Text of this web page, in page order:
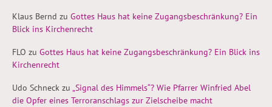
Klaus Bernd zu Gottes Haus hat keine Zugangsbeschränkung? Ein
Blick ins Kirchenrecht
FLO zu Gottes Haus hat keine Zugangsbeschränkung? Ein Blick ins
Kirchenrecht
Udo Schneck zu „Signal des Himmels“? Wie Pfarrer Winfried Abel
die Opfer eines Terroranschlags zur Zielscheibe macht